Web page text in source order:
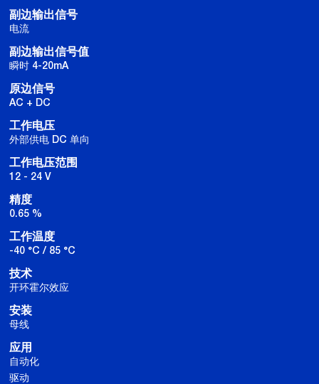
副边输出信号
电流
副边输出信号值
瞬时 4-20mA
原边信号
AC + DC
工作电压
外部供电 DC 单向
工作电压范围
12 - 24 V
精度
0.65 %
工作温度
-40 °C / 85 °C
技术
开环霍尔效应
安装
母线
应用
自动化
驱动